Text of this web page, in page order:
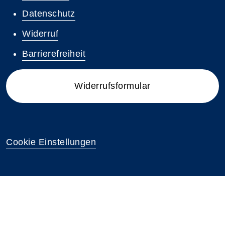
Datenschutz
Widerruf
Barrierefreiheit
Widerrufsformular
Cookie Einstellungen